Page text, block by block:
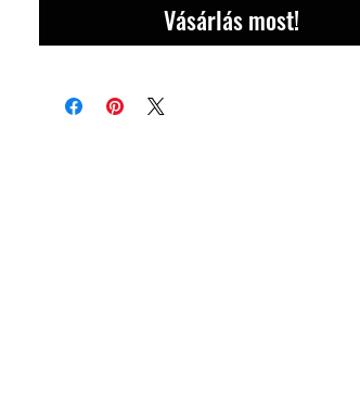
Vásárlás most!